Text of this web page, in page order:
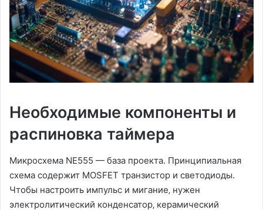
Необходимые компоненты и
распиновка таймера
Микросхема NE555 — база проекта. Принципиальная
схема содержит MOSFET транзистор и светодиоды.
Чтобы настроить импульс и мигание‚ нужен
электролитический конденсатор‚ керамический